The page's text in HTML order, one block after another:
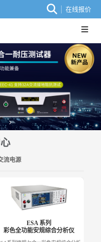
在线报价
流电源
ESA 系列
彩色全功能安规综合分析仪